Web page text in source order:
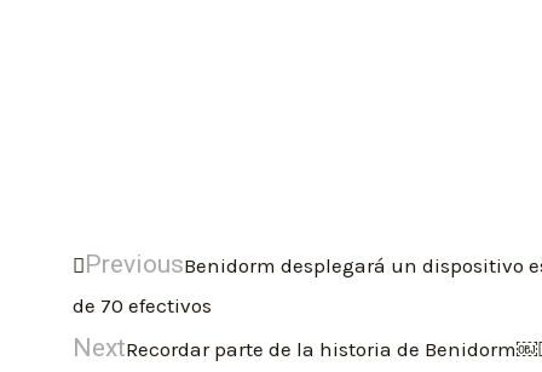
PreviousBenidorm desplegará un dispositivo
de 70 efectivos
NextRecordar parte de la historia de Benidorm￼